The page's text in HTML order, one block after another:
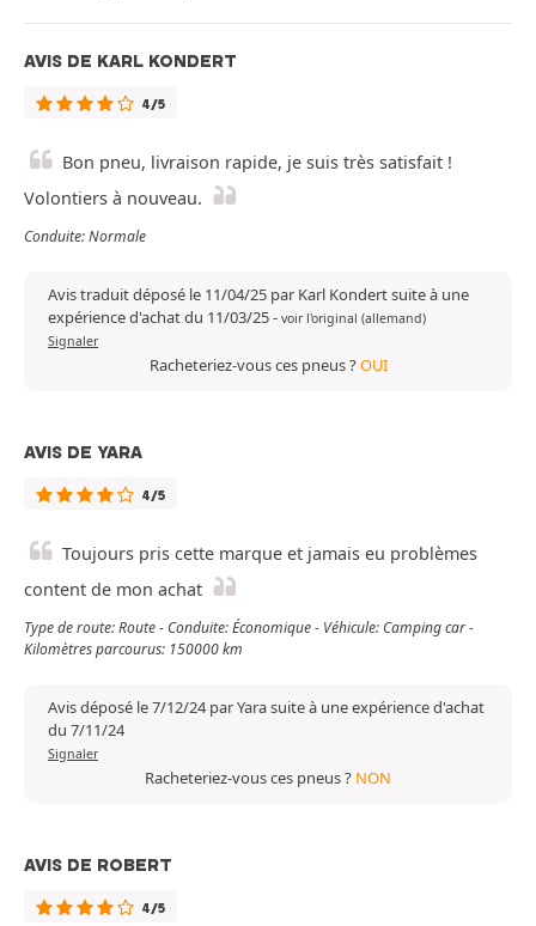
AVIS DE KARL KONDERT
4/5
Bon pneu, livraison rapide, je suis très satisfait !
Volontiers à nouveau.
Conduite: Normale
Avis traduit déposé le 11/04/25 par Karl Kondert suite à une
expérience d'achat du 11/03/25- voir l'original (allemand)
Signaler
Racheteriez-vous ces pneus ?OUI
AVIS DE YARA
4/5
Toujours pris cette marque et jamais eu problèmes
content de mon achat
Type de route: Route - Conduite: Économique - Véhicule: Camping car -
Kilomètres parcourus: 150000 km
Avis déposé le 7/12/24 par Yara suite à une expérience d'achat
du 7/11/24
Signaler
Racheteriez-vous ces pneus ? NON
AVIS DE ROBERT
4/5